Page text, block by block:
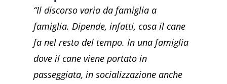
“Il discorso varia da famiglia a
famiglia. Dipende, infatti, cosa il cane
fa nel resto del tempo. In una famiglia
dove il cane viene portato in
passeggiata, in socializzazione anche